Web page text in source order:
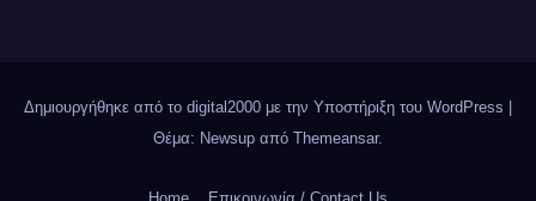
Δημιουργήθηκε από το digital2000 με την Υποστήριξη του WordPress
Θέμα: Newsup από Themeansar.